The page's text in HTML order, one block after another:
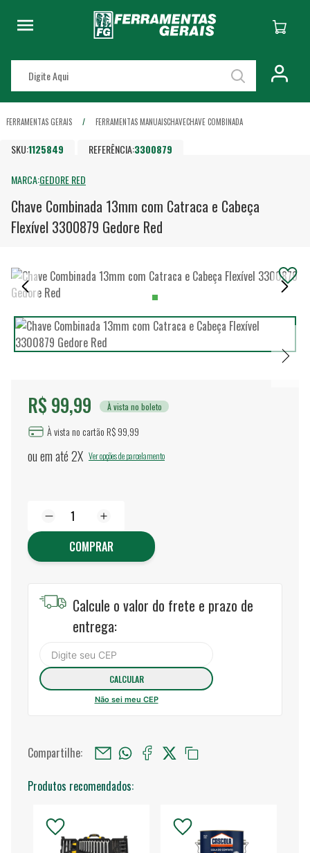
FERRAMENTAS GERAIS FERRAMENTAS MANUAISCHAVECHAVE COMBINADA
SKU:1125849 REFERÊNCIA:3300879
MARCA:GEDORE RED
Chave Combinada 13mm com Catraca e Cabeça
Flexível 3300879 Gedore Red
R$ 99,99 À vista no boleto
À vista no cartão R$ 99,99
ou em até2X Ver opções de parcelamento
COMPRAR
Calcule o valor do frete e prazo de
entrega:
Não sei meu CEP
Compartilhe:
Produtos recomendados: